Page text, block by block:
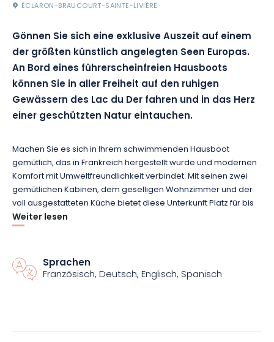
ÉCLARON-BRAUCOURT-SAINTE-LIVIÈRE
Gönnen Sie sich eine exklusive Auszeit auf einem
der größten künstlich angelegten Seen Europas.
An Bord eines führerscheinfreien Hausboots
können Sie in aller Freiheit auf den ruhigen
Gewässern des Lac du Der fahren und in das Herz
einer geschützten Natur eintauchen.
Machen Sie es sich in Ihrem schwimmenden Hausboot
gemütlich, das in Frankreich hergestellt wurde und modernen
Komfort mit Umweltfreundlichkeit verbindet. Mit seinen zwei
gemütlichen Kabinen, dem geselligen Wohnzimmer und der
voll ausgestatteten Küche bietet diese Unterkunft Platz für bis
zu 6 Personen. Die Panoramaterrasse bietet Ihnen
unvergessliche Momente der Entspannung mit Blick auf
Entdecken Sie auf dem Wasser wilde Buchten, beobachten Sie
vergehende Zeit im beruhigenden Rhythmus des Wassers zu
Weiter lesen
Sprachen
Französisch, Deutsch, Englisch, Spanisch